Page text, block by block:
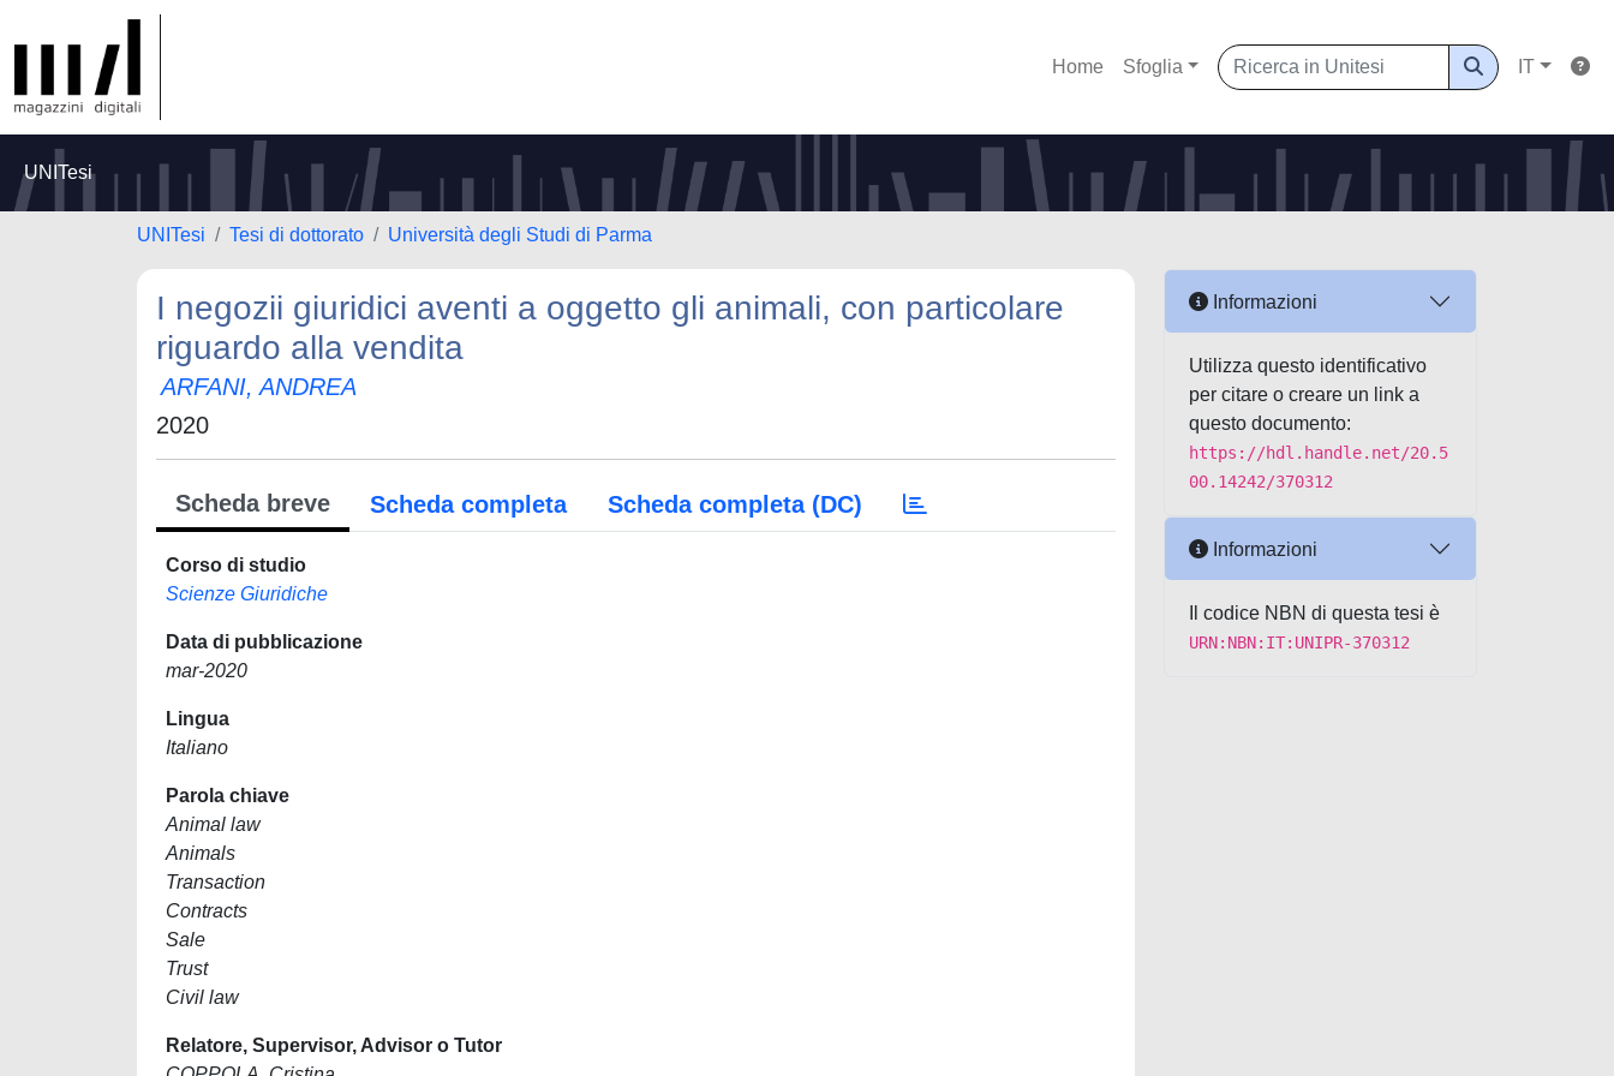
Home Sfoglia IT
UNITesi
UNITesi Tesi di dottorato Università degli Studi di Parma
I negozii giuridici aventi a oggetto gli animali, con particolare
riguardo alla vendita
ARFANI, ANDREA
2020
Scheda breve Scheda completa Scheda completa (DC)
Corso di studio
Scienze Giuridiche
Data di pubblicazione
mar-2020
Lingua
Italiano
Parola chiave
Animal law
Animals
Transaction
Contracts
Sale
Trust
Civil law
Relatore, Supervisor, Advisor o Tutor
Informazioni
Utilizza questo identificativo
per citare o creare un link a
questo documento:
https://hdl.handle.net/20.5
00.14242/370312
Informazioni
Il codice NBN di questa tesi è
URN:NBN:IT:UNIPR-370312